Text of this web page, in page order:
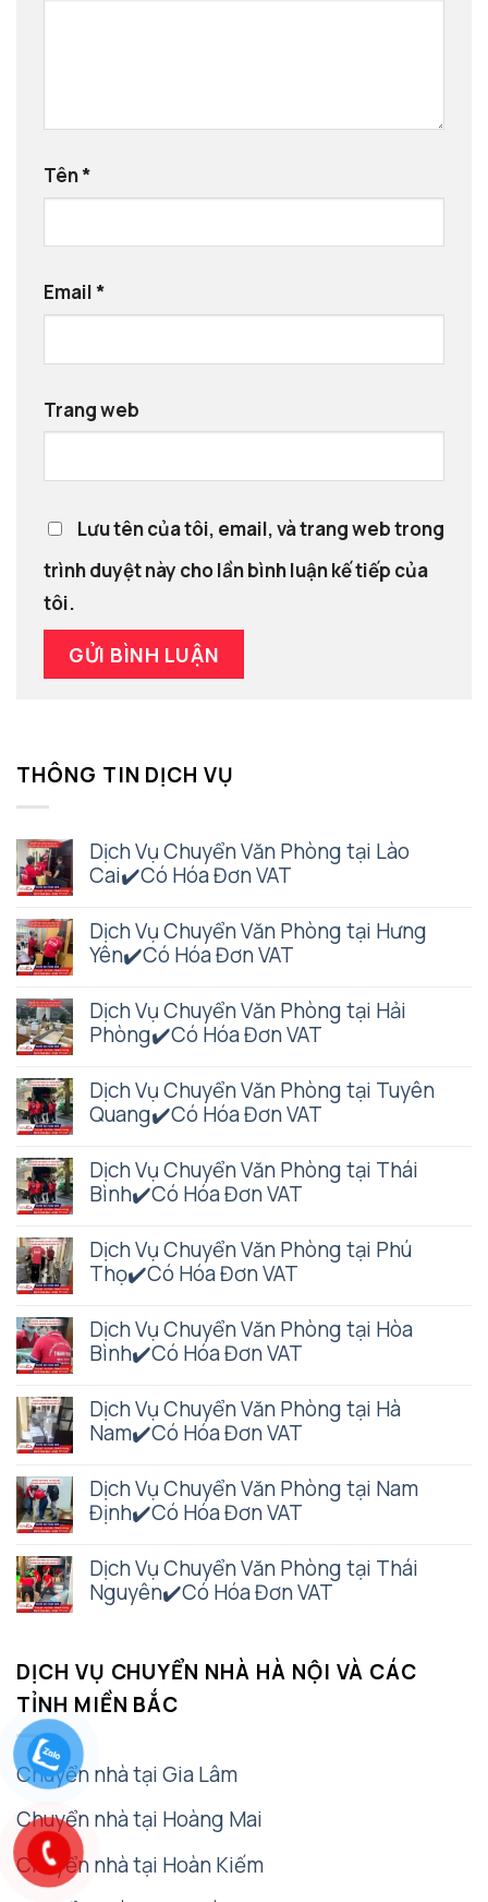
THÔNG TIN DỊCH VỤ
Dịch Vụ Chuyển Văn Phòng tại Lào
Cai✔️Có Hóa Đơn VAT
Dịch Vụ Chuyển Văn Phòng tại Hưng
Yên✔️Có Hóa Đơn VAT
Dịch Vụ Chuyển Văn Phòng tại Hải
Phòng✔️Có Hóa Đơn VAT
Dịch Vụ Chuyển Văn Phòng tại Tuyên
Quang✔️Có Hóa Đơn VAT
Dịch Vụ Chuyển Văn Phòng tại Thái
Bình✔️Có Hóa Đơn VAT
Dịch Vụ Chuyển Văn Phòng tại Phú
Thọ✔️Có Hóa Đơn VAT
Dịch Vụ Chuyển Văn Phòng tại Hòa
Bình✔️Có Hóa Đơn VAT
Dịch Vụ Chuyển Văn Phòng tại Hà
Nam✔️Có Hóa Đơn VAT
Dịch Vụ Chuyển Văn Phòng tại Nam
Định✔️Có Hóa Đơn VAT
Dịch Vụ Chuyển Văn Phòng tại Thái
Nguyên✔️Có Hóa Đơn VAT
DỊCH VỤ CHUYỂN NHÀ HÀ NỘI VÀ CÁC
TỈNH MIỀN BẮC
Chuyển nhà tại Gia Lâm
Chuyển nhà tại Hoàng Mai
Chuyển nhà tại Hoàn Kiếm
Tên*
Email*
Trang web
Lưu tên của tôi, email, và trang web trong
trình duyệt này cho lần bình luận kế tiếp của
tôi.